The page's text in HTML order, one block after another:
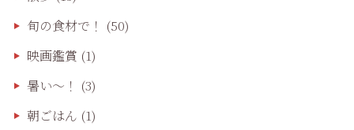
旬の食材で！ (50)
映画鑑賞 (1)
暑い～！ (3)
朝ごはん (1)